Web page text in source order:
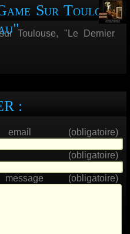
Sur Toulouse,
Toulouse, "Le Dernier
:
(obligatoire)
(obligatoire)